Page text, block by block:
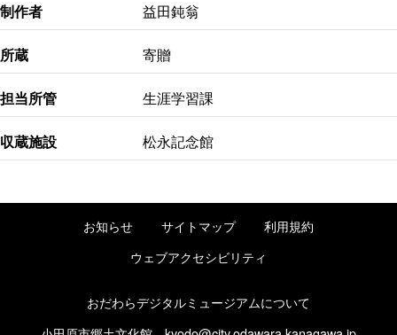
制作者 益田鈍翁
所蔵 寄贈
担当所管 生涯学習課
収蔵施設 松永記念館
お知らせ サイトマップ
利用規約
ウェブアクセシビリティ
おだわらデジタルミュージアムについて